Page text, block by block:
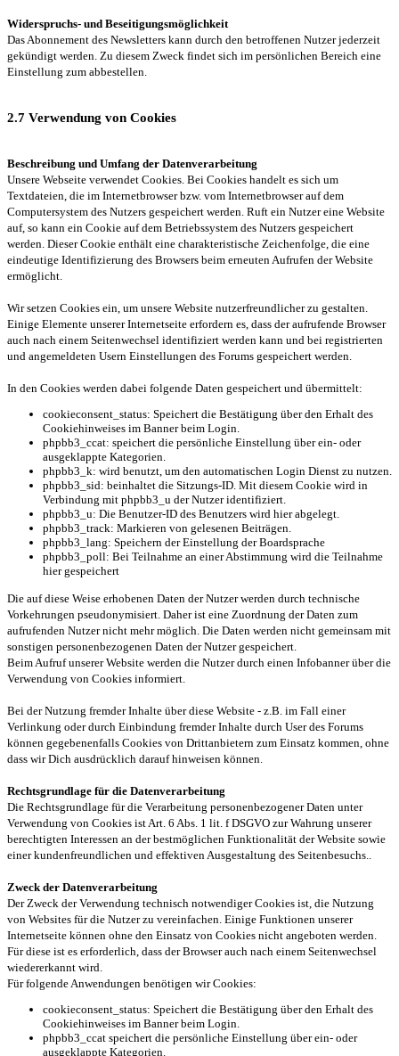
Widerspruchs- und Beseitigungsmöglichkeit
Das Abonnement des Newsletters kann durch den betroffenen Nutzer jederzeit
gekündigt werden. Zu diesem Zweck findet sich im persönlichen Bereich eine
Einstellung zum abbestellen.
2.7 Verwendung von Cookies
Beschreibung und Umfang der Datenverarbeitung
Unsere Webseite verwendet Cookies. Bei Cookies handelt es sich um
Textdateien, die im Internetbrowser bzw. vom Internetbrowser auf dem
Computersystem des Nutzers gespeichert werden. Ruft ein Nutzer eine Website
auf, so kann ein Cookie auf dem Betriebssystem des Nutzers gespeichert
werden. Dieser Cookie enthält eine charakteristische Zeichenfolge, die eine
eindeutige Identifizierung des Browsers beim erneuten Aufrufen der Website
ermöglicht.
Wir setzen Cookies ein, um unsere Website nutzerfreundlicher zu gestalten.
Einige Elemente unserer Internetseite erfordern es, dass der aufrufende Browser
auch nach einem Seitenwechsel identifiziert werden kann und bei registrierten
und angemeldeten Usern Einstellungen des Forums gespeichert werden.
In den Cookies werden dabei folgende Daten gespeichert und übermittelt:
cookieconsent_status: Speichert die Bestätigung über den Erhalt des
Cookiehinweises im Banner beim Login.
phpbb3_ccat: speichert die persönliche Einstellung über ein- oder
ausgeklappte Kategorien.
phpbb3_k: wird benutzt, um den automatischen Login Dienst zu nutzen.
phpbb3_sid: beinhaltet die Sitzungs-ID. Mit diesem Cookie wird in
Verbindung mit phpbb3_u der Nutzer identifiziert.
phpbb3_u: Die Benutzer-ID des Benutzers wird hier abgelegt.
phpbb3_track: Markieren von gelesenen Beiträgen.
phpbb3_lang: Speichern der Einstellung der Boardsprache
phpbb3_poll: Bei Teilnahme an einer Abstimmung wird die Teilnahme
hier gespeichert
Die auf diese Weise erhobenen Daten der Nutzer werden durch technische
Vorkehrungen pseudonymisiert. Daher ist eine Zuordnung der Daten zum
aufrufenden Nutzer nicht mehr möglich. Die Daten werden nicht gemeinsam mit
sonstigen personenbezogenen Daten der Nutzer gespeichert.
Beim Aufruf unserer Website werden die Nutzer durch einen Infobanner über die
Verwendung von Cookies informiert.
Bei der Nutzung fremder Inhalte über diese Website - z.B. im Fall einer
Verlinkung oder durch Einbindung fremder Inhalte durch User des Forums
können gegebenenfalls Cookies von Drittanbietern zum Einsatz kommen, ohne
dass wir Dich ausdrücklich darauf hinweisen können.
Rechtsgrundlage für die Datenverarbeitung
Die Rechtsgrundlage für die Verarbeitung personenbezogener Daten unter
Verwendung von Cookies ist Art. 6 Abs. 1 lit. f DSGVO zur Wahrung unserer
berechtigten Interessen an der bestmöglichen Funktionalität der Website sowie
einer kundenfreundlichen und effektiven Ausgestaltung des Seitenbesuchs..
Zweck der Datenverarbeitung
Der Zweck der Verwendung technisch notwendiger Cookies ist, die Nutzung
von Websites für die Nutzer zu vereinfachen. Einige Funktionen unserer
Internetseite können ohne den Einsatz von Cookies nicht angeboten werden.
Für diese ist es erforderlich, dass der Browser auch nach einem Seitenwechsel
wiedererkannt wird.
Für folgende Anwendungen benötigen wir Cookies:
cookieconsent_status: Speichert die Bestätigung über den Erhalt des
Cookiehinweises im Banner beim Login.
phpbb3_ccat speichert die persönliche Einstellung über ein- oder
ausgeklappte Kategorien.